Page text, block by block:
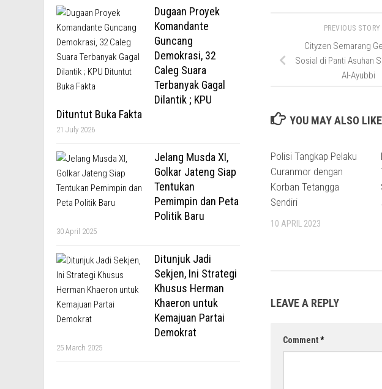
PREVIOUS STORY
Cityzen Semarang
Sosial di Panti Asuhan
Al-Ayubbi
YOU MAY ALSO
Polisi Tangkap Pelaku
Curanmor dengan
Korban Tetangga
Sendiri
10 APRIL 2023
LEAVE A REPLY
Comment*
Dugaan Proyek
Komandante
Guncang
Demokrasi, 32
Caleg Suara
Terbanyak Gagal
Dilantik ; KPU
Dituntut Buka Fakta
21 July 2026
Jelang Musda XI,
Golkar Jateng Siap
Tentukan
Pemimpin dan Peta
Politik Baru
30 April 2025
Ditunjuk Jadi
Sekjen, Ini Strategi
Khusus Herman
Khaeron untuk
Kemajuan Partai
Demokrat
25 March 2025